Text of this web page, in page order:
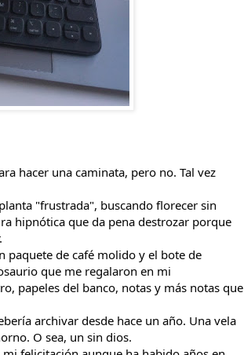
hacer una caminata, pero no. Tal vez
"frustrada", buscando florecer sin
hipnótica que da pena destrozar porque
paquete de café molido y el bote de
que me regalaron en mi
papeles del banco, notas y más notas que
archivar desde hace un año. Una vela
O sea, un sin dios.